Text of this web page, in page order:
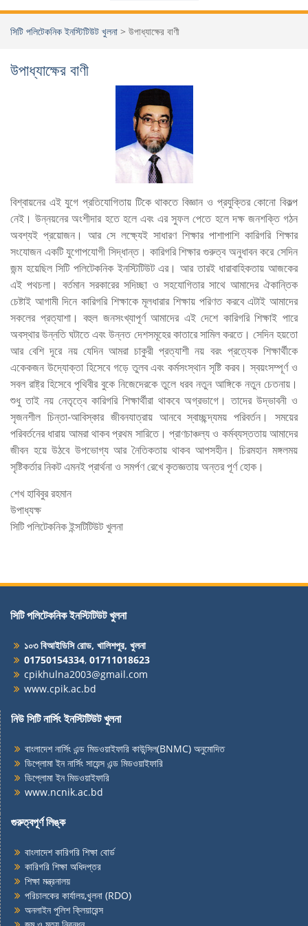
সিটি পলিটেকনিক ইনস্টিটিউট খুলনা > উপাধ্যাক্ষের বাণী
উপাধ্যাক্ষের বাণী
বিশ্বায়নের এই যুগে প্রতিযোগিতায় টিকে থাকতে বিজ্ঞান ও প্রযুক্তির কোনো বিকল্প
নেই। উন্নয়নের অংশীদার হতে হলে এবং এর সুফল পেতে হলে দক্ষ জনশক্তি গঠন
অবশ্যই প্রয়োজন। আর সে লক্ষ্যেই সাধারণ শিক্ষার পাশাপাশি কারিগরি শিক্ষার
সংযোজন একটি যুগোপযোগী সিদ্ধান্ত। কারিগরি শিক্ষার গুরুত্ব অনুধাবন করে সেদিন
জন্ম হয়েছিল সিটি পলিটেকনিক ইনস্টিটিউট এর। আর তারই ধারাবাহিকতায় আজকের
এই পথচলা। বর্তমান সরকারের সদিচ্ছা ও সহযোগিতার সাথে আমাদের ঐকান্তিক
চেষ্টাই আগামী দিনে কারিগরি শিক্ষাকে মূলধারার শিক্ষায় পরিণত করবে এটাই আমাদের
সকলের প্রত্যাশা। বহুল জনসংখ্যাপূর্ণ আমাদের এই দেশে কারিগরি শিক্ষাই পারে
অবস্থার উন্নতি ঘটাতে এবং উন্নত দেশসমূহের কাতারে সামিল করতে। সেদিন হয়তো
আর বেশি দূরে নয় যেদিন আমরা চাকুরী প্রত্যাশী নয় বরং প্রত্যেক শিক্ষার্থীকে
একেকজন উদ্যোক্তা হিসেবে গড়ে তুলব এবং কর্মসংস্থান সৃষ্টি করব। স্বয়ংসম্পূর্ণ ও
সবল রাষ্ট্র হিসেবে পৃথিবীর বুকে নিজেদেরকে তুলে ধরব নতুন আঙ্গিকে নতুন চেতনায়।
শুধু তাই নয় নেতৃত্বে কারিগরি শিক্ষার্থীরা থাকবে অগ্রভাগে। তাদের উদ্ভাবনী ও
সৃজনশীল চিন্তা-আবিস্কার জীবনযাত্রায় আনবে স্বাচ্ছন্দ্যময় পরিবর্তন। সময়ের
পরিবর্তনের ধারায় আমরা থাকব প্রথম সারিতে। প্রাণচাঞ্চল্য ও কর্মব্যস্ততায় আমাদের
জীবন হয়ে উঠবে উপভোগ্য আর নৈতিকতায় থাকব আপসহীন। চিরমহান মঙ্গলময়
সৃষ্টিকর্তার নিকট এমনই প্রার্থনা ও সমর্পণ রেখে কৃতজ্ঞতায় অন্তর পূর্ণ হোক।
শেখ হাবিবুর রহমান
উপাধ্যক্ষ
সিটি পলিটেকনিক ইন্সটিটিউট খুলনা
সিটি পলিটেকনিক ইনস্টিটিউট খুলনা
১০৩ বিআইডিসি রোড, খালিশপুর, খুলনা
01750154334, 01711018623
cpikhulna2003@gmail.com
www.cpik.ac.bd
নিউ সিটি নার্সিং ইনস্টিটিউট খুলনা
বাংলাদেশ নার্সিং এন্ড মিডওয়াইফারি কাউন্সিল(BNMC) অনুমোদিত
ডিপ্লোমা ইন নার্সিং সায়েন্স এন্ড মিডওয়াইফারি
ডিপ্লোমা ইন মিডওয়াইফারি
www.ncnik.ac.bd
গুরুত্বপূর্ণ লিঙ্ক
বাংলাদেশ কারিগরি শিক্ষা বোর্ড
কারিগরি শিক্ষা অধিদপ্তর
শিক্ষা মন্ত্রনালয়
পরিচালকের কার্যালয়,খুলনা (RDO)
অনলাইন পুলিশ ক্লিয়ারেন্স